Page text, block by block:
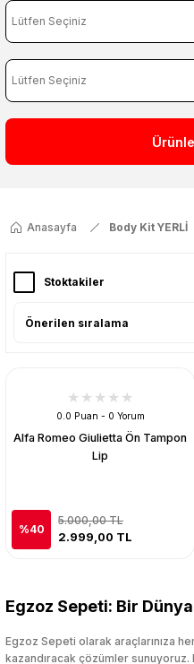
Anasayfa Body Kit YERLİ
Stoktakiler
0.0 Puan - 0 Yorum
Alfa Romeo Giulietta Ön Tampon
Lip
%40
5.000,00 TL
2.999,00 TL
Egzoz Sepeti: Bir
Egzoz Sepeti olarak araçlarınıza
kazandıracak çözümler